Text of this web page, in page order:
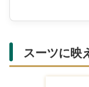
スーツに映